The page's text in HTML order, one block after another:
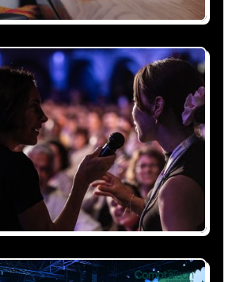
une proposition
vos besoins, on vous répond
une proposition
claire et adaptée à votre
à vos contraintes.
occupons de